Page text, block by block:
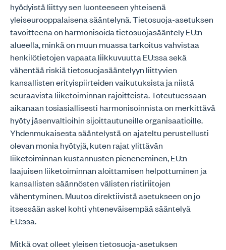
hyödyistä liittyy sen luonteeseen yhteisenä
yleiseurooppalaisena sääntelynä. Tietosuoja-asetuksen
tavoitteena on harmonisoida tietosuojasääntely EU:n
alueella, minkä on muun muassa tarkoitus vahvistaa
henkilötietojen vapaata liikkuvuutta EU:ssa sekä
vähentää riskiä tietosuojasääntelyyn liittyvien
kansallisten erityispiirteiden vaikutuksista ja niistä
seuraavista liiketoiminnan rajoitteista. Toteutuessaan
aikanaan tosiasiallisesti harmonisoinnista on merkittävä
hyöty jäsenvaltioihin sijoittautuneille organisaatioille.
Yhdenmukaisesta sääntelystä on ajateltu perustellusti
olevan monia hyötyjä, kuten rajat ylittävän
liiketoiminnan kustannusten pieneneminen, EU:n
laajuisen liiketoiminnan aloittamisen helpottuminen ja
kansallisten säännösten välisten ristiriitojen
vähentyminen. Muutos direktiivistä asetukseen on jo
itsessään askel kohti yhteneväisempää sääntelyä
EU:ssa.
Mitkä ovat olleet yleisen tietosuoja-asetuksen